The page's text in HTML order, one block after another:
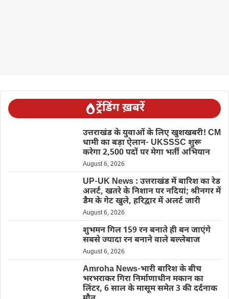
ट्रेंडिंग ख़बरें
उत्तराखंड के युवाओं के लिए खुशखबरी! CM
धामी का बड़ा ऐलान- UKSSSC शुरू
करेगा 2,500 पदों पर मेगा भर्ती अभियान
August 6, 2026
UP-UK News : उत्तराखंड में बारिश का रेड
अलर्ट, खतरे के निशान पर नदियां; श्रीनगर में
डैम के गेट खुले, हरिद्वार में अलर्ट जारी
August 6, 2026
शुभमन गिल 159 रन बनाते ही बन जाएंगे
सबसे ज्यादा रन बनाने वाले बल्लेबाज
August 6, 2026
Amroha News-भारी बारिश के बीच
भरभराकर गिरा निर्माणाधीन मकान का
लिंटर, 6 साल के मासूम समेत 3 की दर्दनाक